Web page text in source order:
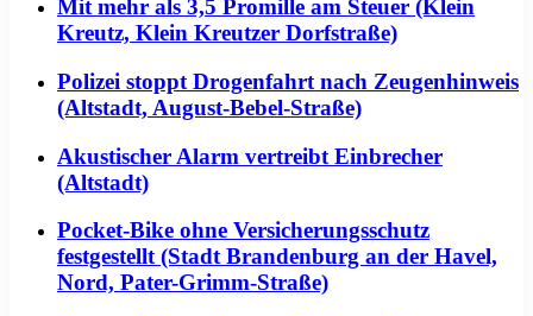
Mit mehr als 3,5 Promille am Steuer (Klein
Kreutz, Klein Kreutzer Dorfstraße)
Polizei stoppt Drogenfahrt nach Zeugenhinweis
(Altstadt, August-Bebel-Straße)
Akustischer Alarm vertreibt Einbrecher
(Altstadt)
Pocket-Bike ohne Versicherungsschutz
festgestellt (Stadt Brandenburg an der Havel,
Nord, Pater-Grimm-Straße)